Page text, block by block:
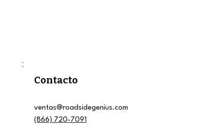
Contacto
ventas@roadsidegenius.com
(866) 720-7091